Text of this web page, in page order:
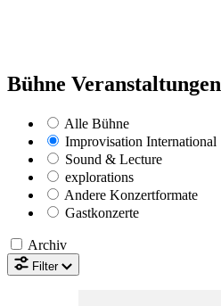
Bühne Veranstaltungen
Alle Bühne
Improvisation International
Sound & Lecture
explorations
Andere Konzertformate
Gastkonzerte
Archiv
Filter